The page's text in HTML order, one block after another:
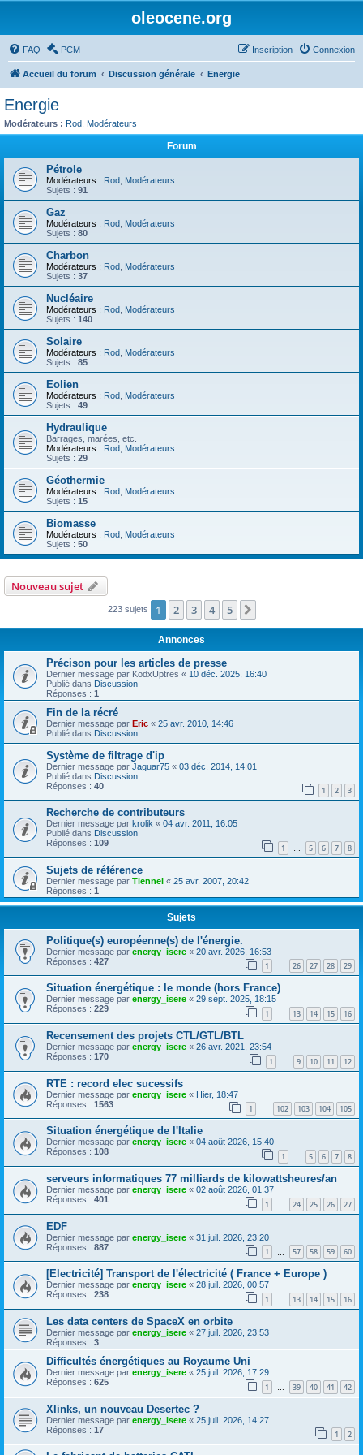
oleocene.org
FAQ PCM Connexion
Inscription
Accueil du forum Discussion générale Energie
Energie
Modérateurs : Rod Modérateurs
Forum
Pétrole
Modérateurs : Rod Modérateurs
Sujets : 91
Gaz
Modérateurs : Rod Modérateurs
Sujets : 80
Charbon
Modérateurs : Rod Modérateurs
Sujets : 37
Nucléaire
Modérateurs : Rod Modérateurs
Sujets : 140
Solaire
Modérateurs : Rod Modérateurs
Sujets : 85
Eolien
Modérateurs : Rod Modérateurs
Sujets : 49
Hydraulique
Barrages, marées, etc.
Modérateurs : Rod Modérateurs
Sujets : 29
Géothermie
Modérateurs : Rod Modérateurs
Sujets : 15
Biomasse
Modérateurs : Rod Modérateurs
Sujets : 50
Nouveau sujet
223 sujets 1 2 3 4 5
Annonces
Précison pour les articles de presse
Dernier message par KodxUptres « 10 déc. 2025, 16:40
Publié dans Discussion
Réponses : 1
Fin de la récré
Dernier message par Eric « 25 avr. 2010, 14:46
Publié dans Discussion
Système de filtrage d'ip
Dernier message par Jaguar75 « 03 déc. 2014, 14:01
Publié dans Discussion
Réponses : 40 1 2 3
Recherche de contributeurs
Dernier message par krolik « 04 avr. 2011, 16:05
Publié dans Discussion
Réponses : 109 1 … 5 6 7 8
Sujets de référence
Dernier message par Tiennel « 25 avr. 2007, 20:42
Réponses : 1
Sujets
Politique(s) européenne(s) de l'énergie.
Dernier message par energy_isere « 20 avr. 2026, 16:53
Réponses : 427 1 26 27 28 29
Situation énergétique : le monde (hors France)
Dernier message par energy_isere « 29 sept. 2025, 18:15
Réponses : 229 1 13 14 15 16
Recensement des projets CTL/GTL/BTL
Dernier message par energy_isere « 26 avr. 2021, 23:54
Réponses : 170 1 … 9 10 11 12
RTE : record elec sucessifs
Dernier message par energy_isere « Hier, 18:47
Réponses : 1563 1 102 103 104 105
Situation énergétique de l'Italie
Dernier message par energy_isere « 04 août 2026, 15:40
Réponses : 108 1 … 5 6 7 8
serveurs informatiques 77 milliards de kilowattsheures/an
Dernier message par energy_isere « 02 août 2026, 01:37
Réponses : 401 1 … 24 25 26 27
EDF
Dernier message par energy_isere « 31 juil. 2026, 23:20
Réponses : 887 1 57 58 59 60
[Electricité] Transport de l'électricité ( France + Europe )
Dernier message par energy_isere « 28 juil. 2026, 00:57
Réponses : 238 1 … 13 14 15 16
Les data centers de SpaceX en orbite
Dernier message par energy_isere « 27 juil. 2026, 23:53
Réponses : 3
Difficultés énergétiques au Royaume Uni
Dernier message par energy_isere « 25 juil. 2026, 17:29
Réponses : 625 1 … 39 40 41 42
Xlinks, un nouveau Desertec ?
Dernier message par energy_isere « 25 juil. 2026, 14:27
Réponses : 17 1 2